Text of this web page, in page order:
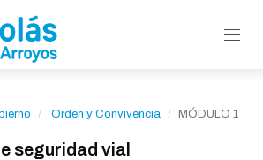
Orden y Convivencia MÓDULO 1
seguridad vial